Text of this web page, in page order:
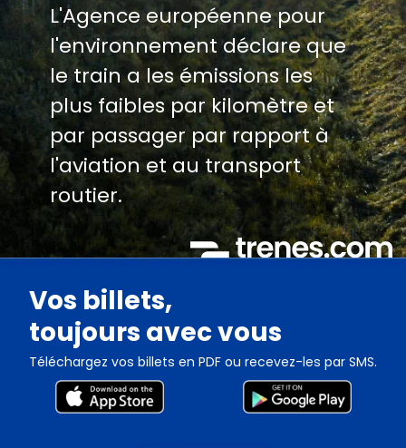
L'Agence européenne pour
l'environnement déclare que
le train a les émissions les
plus faibles par kilomètre et
par passager par rapport à
l'aviation et au transport
routier.
Vos billets,
toujours avec vous
Téléchargez vos billets en PDF ou recevez-les par SMS.